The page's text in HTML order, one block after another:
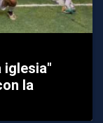
iglesia"
la